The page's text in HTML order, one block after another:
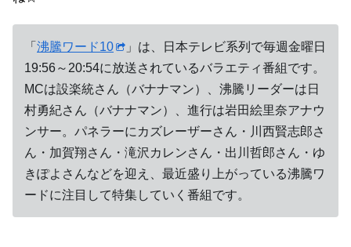
「 沸騰ワード10
」は、日本テレビ系列で毎週金曜日
19:56～20:54に放送されているバラエティ番組です。
MCは設楽統さん（バナナマン）、沸騰リーダーは日
村勇紀さん（バナナマン）、進行は岩田絵里奈アナウ
ンサー。パネラーにカズレーザーさん・川西賢志郎さ
ん・加賀翔さん・滝沢カレンさん・出川哲郎さん・ゆ
きぽよさんなどを迎え、最近盛り上がっている沸騰ワ
ードに注目して特集していく番組です。